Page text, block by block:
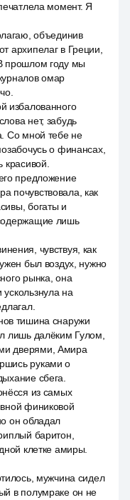
момент. Я
объединив
архипелаг в Греции,
прошлом году мы
омар
избалованного
нет, забудь
Со мной тебе не
о финансах,
предложение
почувствовала, как
богаты и
лишь
чувствуя, как
был воздух, нужно
рынка, она
на
тишина снаружи
лишь далёким Гулом,
дверями, Амира
руками о
сбега.
из самых
финиковой
он обладал
баритон,
клетке амиры.
мужчина сидел
в полумраке он не